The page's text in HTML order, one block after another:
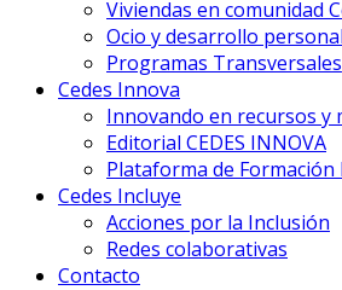
Viviendas en comunidad
Ocio y desarrollo personal
Programas Transversales
Cedes Innova
Innovando en recursos y
Editorial CEDES INNOVA
Plataforma de Formación
Cedes Incluye
Acciones por la Inclusión
Redes colaborativas
Contacto